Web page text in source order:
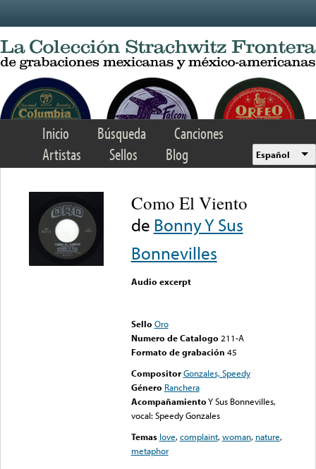
Inicio Búsqueda
Canciones
Artistas
Sellos Blog Español
Como El Viento
de Bonny Y Sus
Bonnevilles
Audio excerpt
Sello Oro
Numero de Catalogo 211-A
Formato de grabación 45
Compositor Gonzales, Speedy
Género Ranchera
AcompañamientoY Sus Bonnevilles,
vocal: Speedy Gonzales
Temas love,complaint,woman, nature,
metaphor